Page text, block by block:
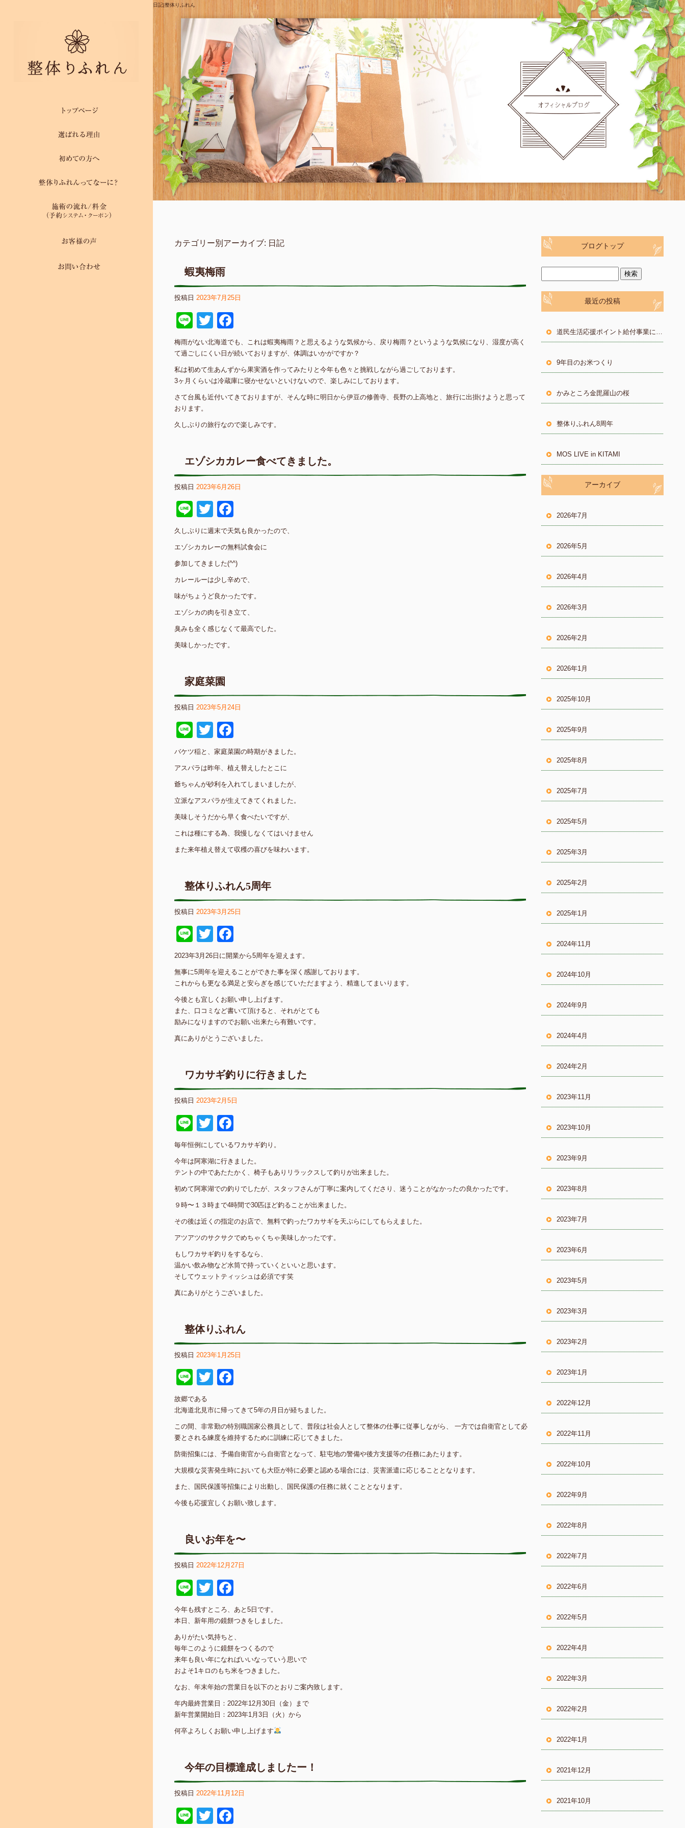
日記|整体りふれん
カテゴリー別アーカイブ: 日記
蝦夷梅雨
投稿日 2023年7月25日
LineTwitter
梅雨がない北海道でも、これは蝦夷梅雨？と思えるような気候から、戻り梅雨？というような気候になり、湿度が高く
て過ごしにくい日が続いておりますが、体調はいかがですか？
私は初めて生あんずから果実酒を作ってみたりと今年も色々と挑戦しながら過ごしております。
3ヶ月くらいは冷蔵庫に寝かせないといけないので、楽しみにしております。
さて台風も近付いてきておりますが、そんな時に明日から伊豆の修善寺、長野の上高地と、旅行に出掛けようと思って
おります。
久しぶりの旅行なので楽しみです。
エゾシカカレー食べてきました。
投稿日 2023年6月26日
LineTwitter
久しぶりに週末で天気も良かったので、
エゾシカカレーの無料試食会に
参加してきました(^^)
カレールーは少し辛めで、
味がちょうど良かったです。
エゾシカの肉を引き立て、
臭みも全く感じなくて最高でした。
美味しかったです。
家庭菜園
投稿日 2023年5月24日
LineTwitter
バケツ稲と、家庭菜園の時期がきました。
アスパラは昨年、植え替えしたとこに
爺ちゃんが砂利を入れてしまいましたが、
立派なアスパラが生えてきてくれました。
美味しそうだから早く食べたいですが、
これは種にする為、我慢しなくてはいけません
また来年植え替えて収穫の喜びを味わいます。
整体りふれん5周年
投稿日 2023年3月25日
LineTwitter
2023年3月26日に開業から5周年を迎えます。
無事に5周年を迎えることができた事を深く感謝しております。
これからも更なる満足と安らぎを感じていただますよう、精進してまいります。
今後とも宜しくお願い申し上げます。
また、口コミなど書いて頂けると、それがとても
励みになりますのでお願い出来たら有難いです。
真にありがとうございました。
ワカサギ釣りに行きました
投稿日 2023年2月5日
LineTwitter
毎年恒例にしているワカサギ釣り。
今年は阿寒湖に行きました。
テントの中であたたかく、椅子もありリラックスして釣りが出来ました。
初めて阿寒湖での釣りでしたが、スタッフさんが丁寧に案内してくださり、迷うことがなかったの良かったです。
９時〜１３時まで4時間で30匹ほど釣ることが出来ました。
その後は近くの指定のお店で、無料で釣ったワカサギを天ぷらにしてもらえました。
アツアツのサクサクでめちゃくちゃ美味しかったです。
もしワカサギ釣りをするなら、
温かい飲み物など水筒で持っていくといいと思います。
そしてウェットティッシュは必須です笑
真にありがとうございました。
整体りふれん
投稿日 2023年1月25日
LineTwitter
故郷である
北海道北見市に帰ってきて5年の月日が経ちました。
この間、非常勤の特別職国家公務員として、普段は社会人として整体の仕事に従事しながら、 一方では自衛官として必
要とされる練度を維持するために訓練に応じてきました。
防衛招集には、予備自衛官から自衛官となって、駐屯地の警備や後方支援等の任務にあたります。
大規模な災害発生時においても大臣が特に必要と認める場合には、災害派遣に応じることとなります。
また、国民保護等招集により出動し、国民保護の任務に就くこととなります。
今後も応援宜しくお願い致します。
良いお年を〜
投稿日 2022年12月27日
LineTwitter
今年も残すところ、あと5日です。
本日、新年用の鏡餅つきをしました。
ありがたい気持ちと、
毎年このように鏡餅をつくるので
来年も良い年になればいいなっていう思いで
およそ1キロのもち米をつきました。
なお、年末年始の営業日を以下のとおりご案内致します。
年内最終営業日：2022年12月30日（金）まで
新年営業開始日：2023年1月3日（火）から
何卒よろしくお願い申し上げます
今年の目標達成しましたー！
投稿日 2022年11月12日
LineTwitter
ブログトップ
最近の投稿
道民生活応援ポイント給付事業について
9年目のお米つくり
かみところ金毘羅山の桜
整体りふれん8周年
MOS LIVE in KITAMI
アーカイブ
2026年7月
2026年5月
2026年4月
2026年3月
2026年2月
2026年1月
2025年10月
2025年9月
2025年8月
2025年7月
2025年5月
2025年3月
2025年2月
2025年1月
2024年11月
2024年10月
2024年9月
2024年4月
2024年2月
2023年11月
2023年10月
2023年9月
2023年8月
2023年7月
2023年6月
2023年5月
2023年3月
2023年2月
2023年1月
2022年12月
2022年11月
2022年10月
2022年9月
2022年8月
2022年7月
2022年6月
2022年5月
2022年4月
2022年3月
2022年2月
2022年1月
2021年12月
2021年10月